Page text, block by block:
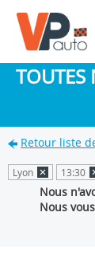
TOUTES
Retour liste
Lyon 13:30
Nous
Nous